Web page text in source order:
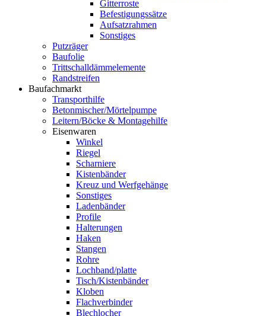
Gitterroste
Befestigungssätze
Aufsatzrahmen
Sonstiges
Putzräger
Baufolie
Trittschalldämmelemente
Randstreifen
Baufachmarkt
Transporthilfe
Betonmischer/Mörtelpumpe
Leitern/Böcke & Montagehilfe
Eisenwaren
Winkel
Riegel
Scharniere
Kistenbänder
Kreuz und Werfgehänge
Sonstiges
Ladenbänder
Profile
Halterungen
Haken
Stangen
Rohre
Lochband/platte
Tisch/Kistenbänder
Kloben
Flachverbinder
Blechlocher